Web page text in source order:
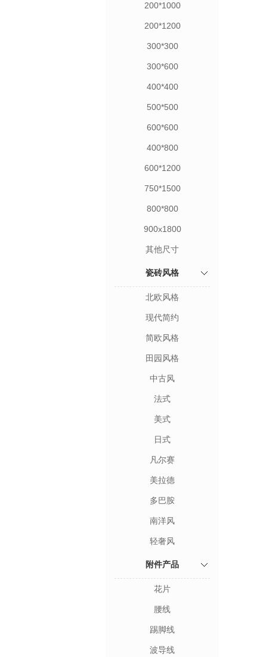
200*1000
200*1200
300*300
300*600
400*400
500*500
600*600
400*800
600*1200
750*1500
800*800
900x1800
其他尺寸
瓷砖风格
北欧风格
现代简约
简欧风格
田园风格
中古风
法式
美式
日式
凡尔赛
美拉德
多巴胺
南洋风
轻奢风
附件产品
花片
腰线
踢脚线
波导线